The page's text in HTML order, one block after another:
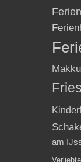
am
Verliebte